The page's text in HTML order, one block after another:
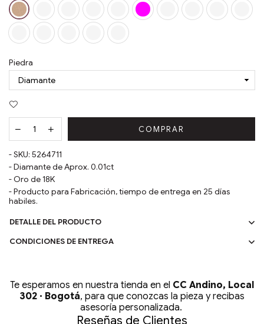
Piedra
COMPRAR
- SKU: 5264711
-Diamante de Aprox. 0.01ct
- Oro de18K
- Producto para Fabricación, tiempo de entrega en 25 días
habiles.
DETALLE DEL PRODUCTO
CONDICIONES DE ENTREGA
Te esperamos en nuestra tienda en el CC Andino, Local
302 · Bogotá, para que conozcas la pieza y recibas
asesoría personalizada.
Reseñas de Clientes